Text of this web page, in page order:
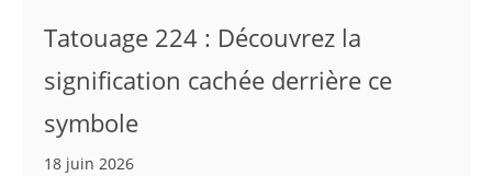
Tatouage 224 : Découvrez la
signification cachée derrière ce
symbole
18 juin 2026